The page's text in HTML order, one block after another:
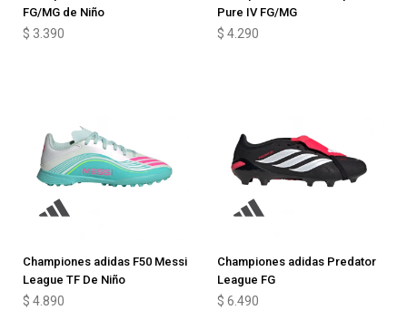
FG/MG de Niño
$ 3.390
Pure IV FG/MG
$ 4.290
Championes adidas F50 Messi
League TF De Niño
$ 4.890
Championes adidas Predator
League FG
$ 6.490